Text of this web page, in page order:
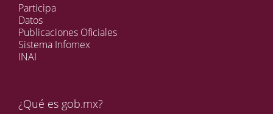
Participa
Datos
Publicaciones Oficiales
Sistema Infomex
INAI
¿Qué es gob.mx?